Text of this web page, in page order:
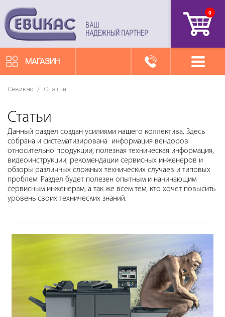
ВАШ
НАДЕЖНЫЙ ПАРТНЕР
0
МАГАЗИН
Севикас / Статьи
Статьи
Данный раздел создан усилиями нашего коллектива. Здесь
собрана и систематизирована информация вендоров
относительно продукции, полезная техническая информация,
видеоинструкции, рекомендации сервисных инженеров и
обзоры различных сложных технических случаев и типовых
проблем. Раздел будет полезен опытным и начинающим
сервисным инженерам, а так же всем тем, кто хочет повысить
уровень своих технических знаний.